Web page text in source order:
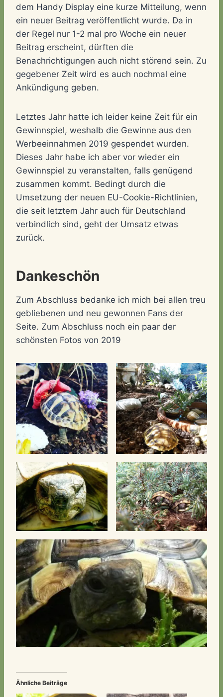
dem Handy Display eine kurze Mitteilung, wenn
ein neuer Beitrag veröffentlicht wurde. Da in
der Regel nur 1-2 mal pro Woche ein neuer
Beitrag erscheint, dürften die
Benachrichtigungen auch nicht störend sein. Zu
gegebener Zeit wird es auch nochmal eine
Ankündigung geben.
Letztes Jahr hatte ich leider keine Zeit für ein
Gewinnspiel, weshalb die Gewinne aus den
Werbeeinnahmen 2019 gespendet wurden.
Dieses Jahr habe ich aber vor wieder ein
Gewinnspiel zu veranstalten, falls genügend
zusammen kommt. Bedingt durch die
Umsetzung der neuen EU-Cookie-Richtlinien,
die seit letztem Jahr auch für Deutschland
verbindlich sind, geht der Umsatz etwas
zurück.
Dankeschön
Zum Abschluss bedanke ich mich bei allen treu
gebliebenen und neu gewonnen Fans der
Seite. Zum Abschluss noch ein paar der
schönsten Fotos von 2019
Ähnliche Beiträge